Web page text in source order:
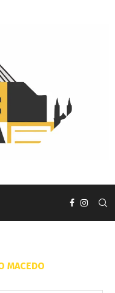
MACEDO